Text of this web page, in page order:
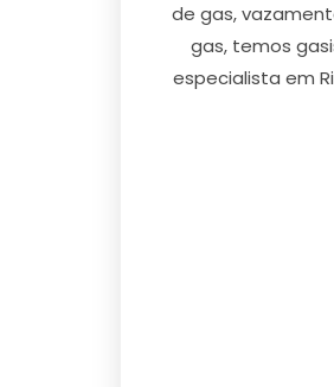
de gas,
gas, temos
especialista em